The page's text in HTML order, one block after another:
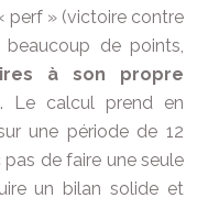
perf » (victoire contre
de points,
à son propre
Le calcul prend en
une période de 12
pas de faire une seule
un bilan solide et